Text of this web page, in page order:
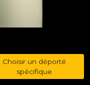
Choisir un déporté
spécifique